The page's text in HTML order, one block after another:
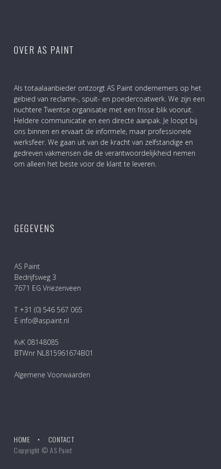
OVER AS PAINT
Als totaalaanbieder ontzorgt AS Paint ondernemers op het
gebied van reclame-, spuit- en poedercoatwerk. We zijn een
nuchtere Twentse organisatie met een frisse blik vooruit.
Heldere communicatie en een directe aanpak. Je loopt bij
ons binnen en ervaart de informele, maar professionele
werksfeer. We gaan uit van de kracht van zelfstandige en
gedreven vakmensen die de verantwoordelijkheid nemen
om alleen het beste voor de klant te leveren.
GEGEVENS
AS Paint
Bedrijfsweg 3
7671 EG Vriezenveen
T +31 (0) 546 567 065
E info@aspaint.nl
KvK 08148085
BTWnr NL815961674B01
Algemene Voorwaarden
HOME
CONTACT
Copyright © AS Paint